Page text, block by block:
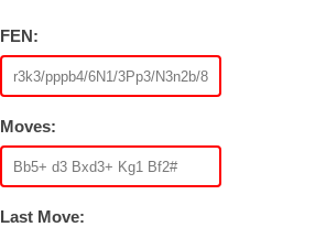
FEN:
Moves:
Last Move: